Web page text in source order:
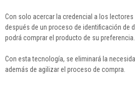
Con solo acercar la credencial a los
después de un proceso de identificación de
podrá comprar el producto de su preferencia.
Con esta tecnología, se eliminará la
además de agilizar el proceso de compra.